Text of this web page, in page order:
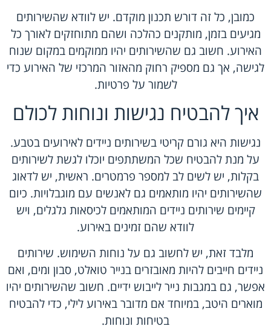
כמובן, כל זה דורש תכנון מוקדם. יש לוודא שהשירותים
מגיעים בזמן, מותקנים כהלכה ושהם מתוחזקים לאורך כל
האירוע. חשוב גם שהשירותים יהיו ממוקמים במקום שנוח
לגישה, אך גם מספיק רחוק מהאזור המרכזי של האירוע כדי
לשמור על פרטיות.
איך להבטיח נגישות ונוחות לכולם
נגישות היא גורם קריטי בשירותים ניידים לאירועים בטבע.
על מנת להבטיח שכל המשתתפים יוכלו לגשת לשירותים
בקלות, יש לשים לב למספר פרמטרים. ראשית, יש לדאוג
שהשירותים יהיו מותאמים גם לאנשים עם מוגבלויות. כיום
קיימים שירותים ניידים המותאמים לכיסאות גלגלים, ויש
לוודא שהם זמינים באירוע.
מלבד זאת, יש לחשוב גם על נוחות השימוש. שירותים
ניידים חייבים להיות מאובזרים בנייר טואלט, סבון ומים, ואם
אפשר, גם במגבות נייר לייבוש ידיים. חשוב שהשירותים יהיו
מוארים היטב, במיוחד אם מדובר באירוע לילי, כדי להבטיח
בטיחות ונוחות.